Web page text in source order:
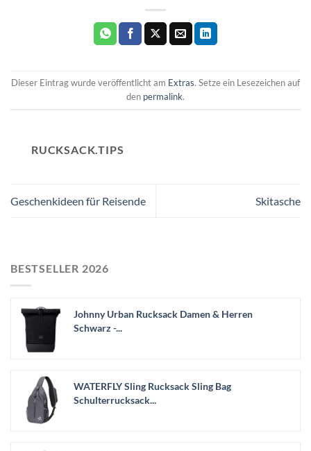
Dieser Eintrag wurde veröffentlicht am Extras. Setze ein Lesezeichen auf
den permalink.
RUCKSACK.TIPS
Geschenkideen für Reisende Skitasche
BESTSELLER 2026
Johnny Urban Rucksack Damen & Herren
Schwarz -...
WATERFLY Sling Rucksack Sling Bag
Schulterrucksack...